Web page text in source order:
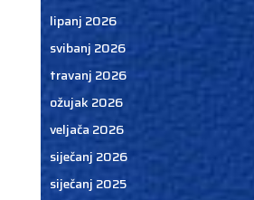
lipanj 2026
svibanj 2026
travanj 2026
ožujak 2026
veljača 2026
siječanj 2026
siječanj 2025